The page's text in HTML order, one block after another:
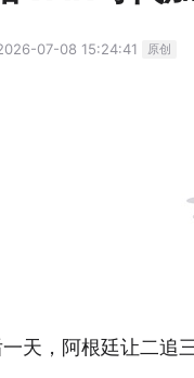
07-08 15:24:41 原创
天，阿根廷让二追